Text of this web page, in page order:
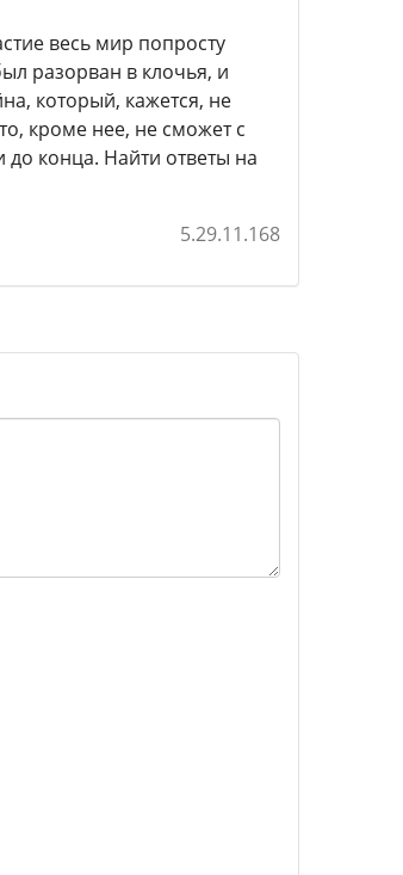
весь мир попросту
разорван в клочья, и
который, кажется, не
кроме нее, не сможет с
до конца. Найти ответы на
5.29.11.168